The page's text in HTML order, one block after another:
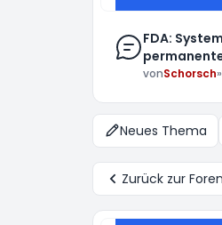
FDA:
vonSchorsch»
Neues Thema
Zurück zur